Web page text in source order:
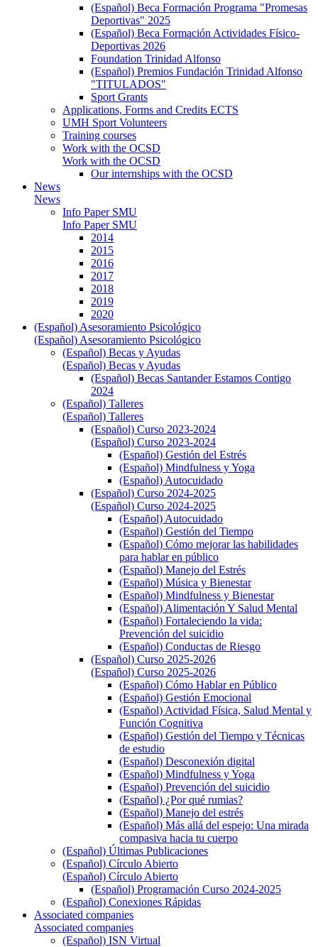
(Español) Beca Formación Programa "Promesas
Deportivas" 2025
(Español) Beca Formación Actividades Físico-
Deportivas 2026
Foundation Trinidad Alfonso
(Español) Premios Fundación Trinidad Alfonso
"TITULADOS"
Sport Grants
Applications, Forms and Credits ECTS
UMH Sport Volunteers
Training courses
Work with the OCSD
Work with the OCSD
Our internships with the OCSD
News
News
Info Paper SMU
Info Paper SMU
2014
2015
2016
2017
2018
2019
2020
(Español) Asesoramiento Psicológico
(Español) Asesoramiento Psicológico
(Español) Becas y Ayudas
(Español) Becas y Ayudas
(Español) Becas Santander Estamos Contigo
2024
(Español) Talleres
(Español) Talleres
(Español) Curso 2023-2024
(Español) Curso 2023-2024
(Español) Gestión del Estrés
(Español) Mindfulness y Yoga
(Español) Autocuidado
(Español) Curso 2024-2025
(Español) Curso 2024-2025
(Español) Autocuidado
(Español) Gestión del Tiempo
(Español) Cómo mejorar las habilidades
para hablar en público
(Español) Manejo del Estrés
(Español) Música y Bienestar
(Español) Mindfulness y Bienestar
(Español) Alimentación Y Salud Mental
(Español) Fortaleciendo la vida:
Prevención del suicidio
(Español) Conductas de Riesgo
(Español) Curso 2025-2026
(Español) Curso 2025-2026
(Español) Cómo Hablar en Público
(Español) Gestión Emocional
(Español) Actividad Física, Salud Mental y
Función Cognitiva
(Español) Gestión del Tiempo y Técnicas
de estudio
(Español) Desconexión digital
(Español) Mindfulness y Yoga
(Español) Prevención del suicidio
(Español) ¿Por qué rumias?
(Español) Manejo del estrés
(Español) Más allá del espejo: Una mirada
compasiva hacia tu cuerpo
(Español) Últimas Publicaciones
(Español) Círculo Abierto
(Español) Círculo Abierto
(Español) Programación Curso 2024-2025
(Español) Conexiones Rápidas
Associated companies
Associated companies
(Español) ISN Virtual